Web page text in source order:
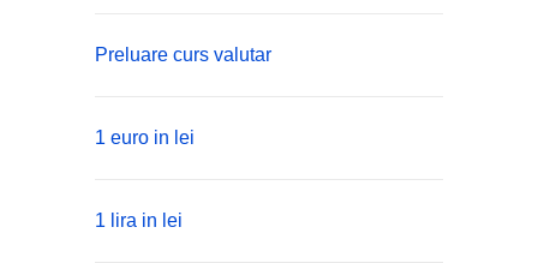
Preluare curs valutar
1 euro in lei
1 lira in lei